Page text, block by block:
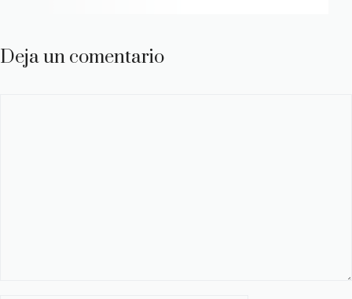
Deja un comentario